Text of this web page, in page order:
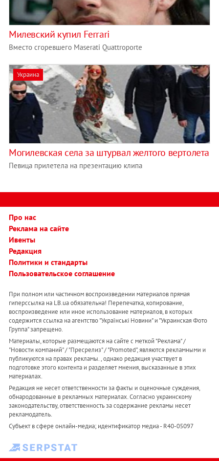
Милевский купил Ferrari
Вместо сгоревшего Maserati Quattroporte
Украина
Могилевская села за штурвал желтого вертолета
Певица прилетела на презентацию клипа
Про нас
Реклама на сайте
Ивенты
Редакция
Политики и стандарты
Пользовательское соглашение
При полном или частичном воспроизведении материалов прямая
гиперссылка на LB.ua обязательна! Перепечатка, копирование,
воспроизведение или иное использование материалов, в которых
содержится ссылка на агентство "Українськi Новини" и "Украинская Фото
Группа" запрещено.
Материалы, которые размещаются на сайте с меткой "Реклама" /
"Новости компаний" / "Пресрелиз" / "Promoted", являются рекламными и
публикуются на правах рекламы. , однако редакция участвует в
подготовке этого контента и разделяет мнения, высказанные в этих
материалах.
Редакция не несет ответственности за факты и оценочные суждения,
обнародованные в рекламных материалах. Согласно украинскому
законодательству, ответственность за содержание рекламы несет
рекламодатель.
Субъект в сфере онлайн-медиа; идентификатор медиа - R40-05097